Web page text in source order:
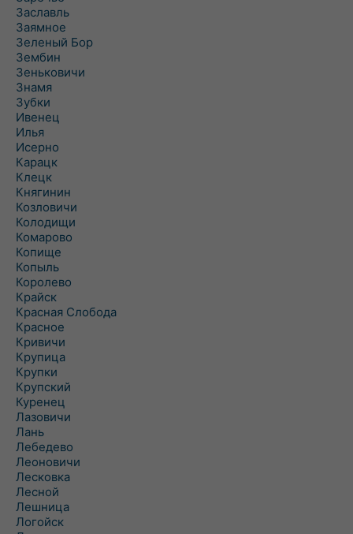
Заславль
Заямное
Зеленый Бор
Зембин
Зеньковичи
Знамя
Зубки
Ивенец
Илья
Исерно
Карацк
Клецк
Княгинин
Козловичи
Колодищи
Комарово
Копище
Копыль
Королево
Крайск
Красная Слобода
Красное
Кривичи
Крупица
Крупки
Крупский
Куренец
Лазовичи
Лань
Лебедево
Леоновичи
Лесковка
Лесной
Лешница
Логойск